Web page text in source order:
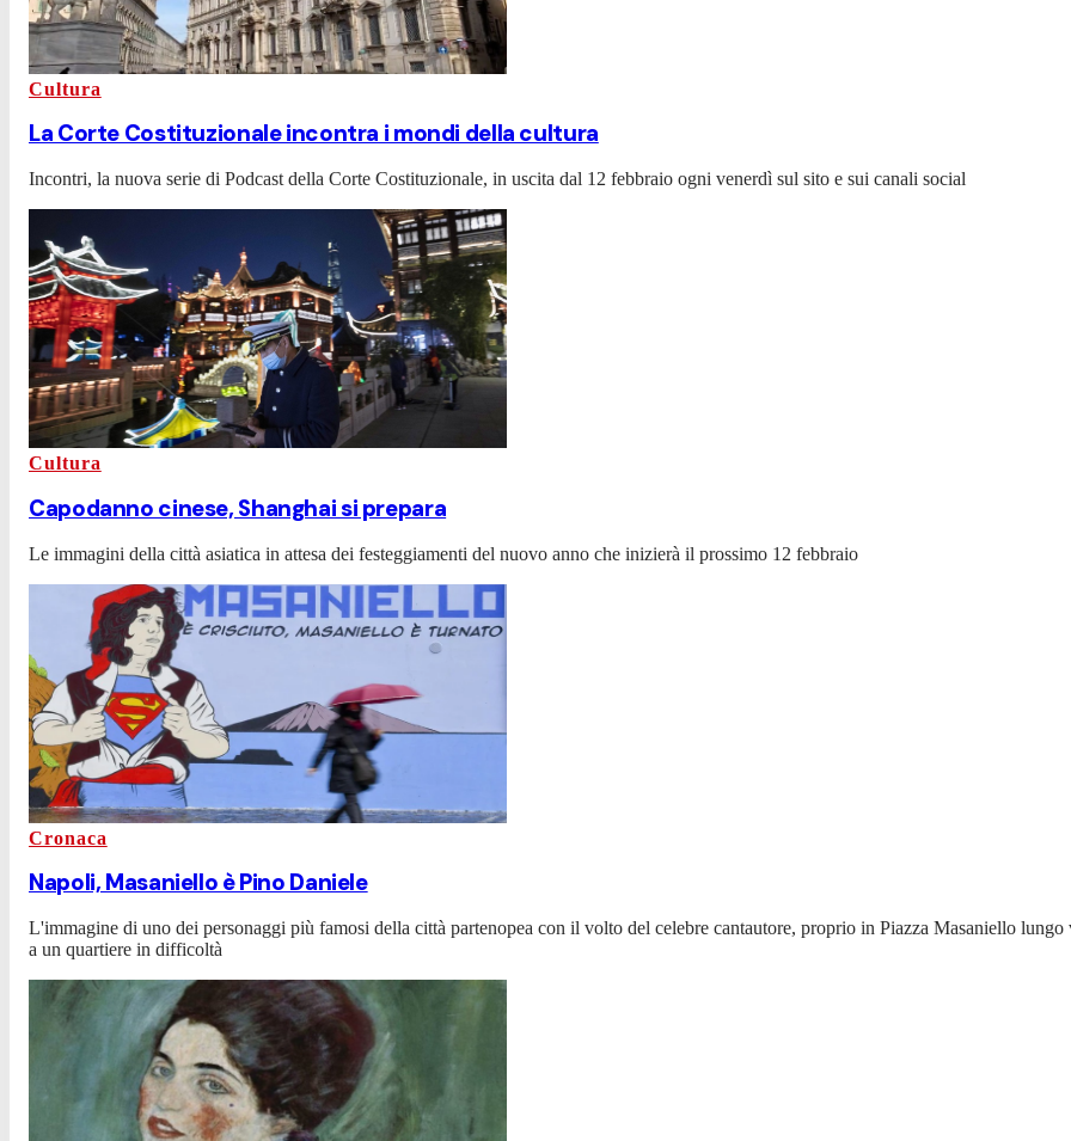
Cultura
La Corte Costituzionale incontra i mondi della cultura
Incontri, la nuova serie di Podcast della Corte Costituzionale, in uscita dal 12 febbraio ogni venerdì sul sito e sui canali social
Cultura
Capodanno cinese, Shanghai si prepara
Le immagini della città asiatica in attesa dei festeggiamenti del nuovo anno che inizierà il prossimo 12 febbraio
Cronaca
Napoli, Masaniello è Pino Daniele
L'immagine di uno dei personaggi più famosi della città partenopea con il volto del celebre cantautore, proprio in Piazza Masaniello
a un quartiere in difficoltà